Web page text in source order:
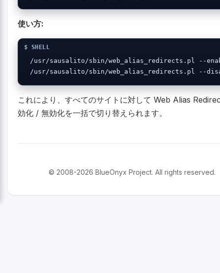
使い方:
/usr/sausalito/sbin/web_alias_redirects.pl --
/usr/sausalito/sbin/web_alias_redirects.pl --
これにより、すべてのサイトに対して Web Alias
効化 / 無効化を一括で切り替えられます。
© 2008-2026 BlueOnyx Project. All rights reserved.